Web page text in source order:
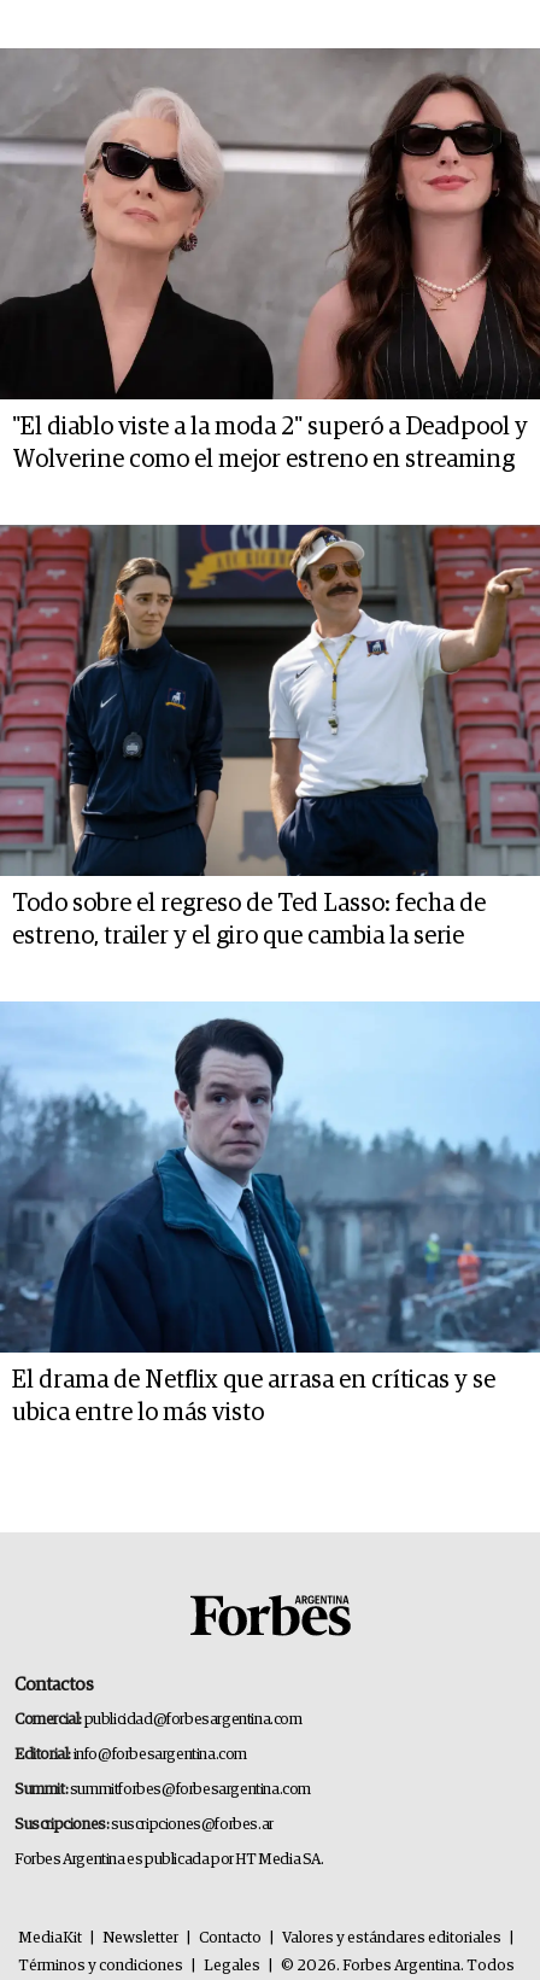
"El diablo viste a la moda 2" superó a Deadpool y
Wolverine como el mejor estreno en streaming
Todo sobre el regreso de Ted Lasso: fecha de
estreno, trailer y el giro que cambia la serie
El drama de Netflix que arrasa en críticas y se
ubica entre lo más visto
Contactos
Comercial:publicidad@forbesargentina.com
Editorial:info@forbesargentina.com
Summit:summitforbes@forbesargentina.com
Suscripciones:suscripciones@forbes.ar
Forbes Argentina es publicada por HT Media SA.
MediaKit Newsletter Contacto Valores y estándares editoriales
Términos y condiciones
Legales © 2026. Forbes Argentina. Todos